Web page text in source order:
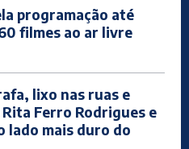
programação até
filmes ao ar livre
lixo nas ruas e
Ferro Rodrigues e
lado mais duro do